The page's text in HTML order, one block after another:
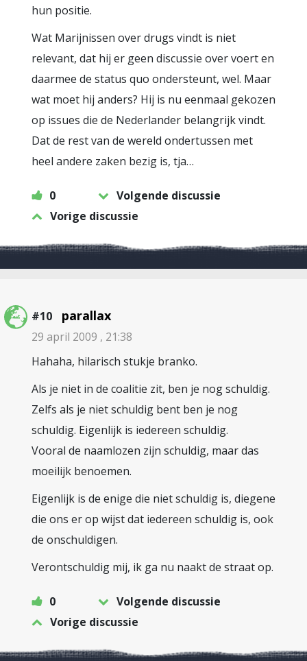
hun positie.
Wat Marijnissen over drugs vindt is niet
relevant, dat hij er geen discussie over voert en
daarmee de status quo ondersteunt, wel. Maar
wat moet hij anders? Hij is nu eenmaal gekozen
op issues die de Nederlander belangrijk vindt.
Dat de rest van de wereld ondertussen met
heel andere zaken bezig is, tja…
0
Volgende discussie
Vorige discussie
#10 parallax
29 april 2009 , 21:38
Hahaha, hilarisch stukje branko.
Als je niet in de coalitie zit, ben je nog schuldig.
Zelfs als je niet schuldig bent ben je nog
schuldig. Eigenlijk is iedereen schuldig.
Vooral de naamlozen zijn schuldig, maar das
moeilijk benoemen.
Eigenlijk is de enige die niet schuldig is, diegene
die ons er op wijst dat iedereen schuldig is, ook
de onschuldigen.
Verontschuldig mij, ik ga nu naakt de straat op.
0
Volgende discussie
Vorige discussie